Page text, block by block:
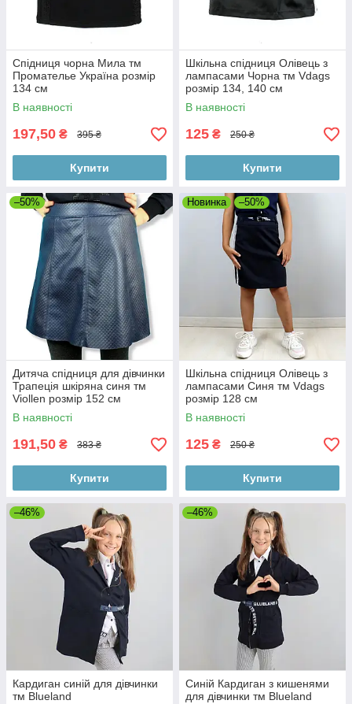
Спідниця чорна Мила тм
Промателье Україна розмір
134 см
В наявності
197,50 ₴ 395 ₴
Купити
Шкільна спідниця Олівець з
лампасами Чорна тм Vdags
розмір 134, 140 см
В наявності
125 ₴ 250 ₴
Купити
–50%
Дитяча спідниця для дівчинки
Трапеція шкіряна синя тм
Viollen розмір 152 см
В наявності
191,50 ₴ 383 ₴
Купити
Новинка –50%
Шкільна спідниця Олівець з
лампасами Синя тм Vdags
розмір 128 см
В наявності
125 ₴ 250 ₴
Купити
–46%
Кардиган синій для дівчинки
тм Blueland
–46%
Синій Кардиган з кишенями
для дівчинки тм Blueland